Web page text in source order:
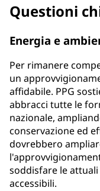
Questioni
Energia e
Per rimanere
un
affidabile. PPG
abbracci tutte le
nazionale,
conservazione ed
dovrebbero
soddisfare le
accessibili.